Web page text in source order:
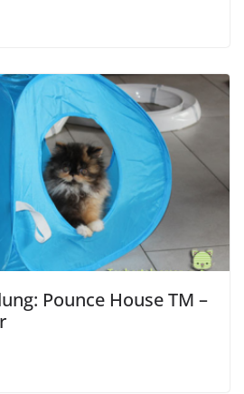
Pounce House TM –